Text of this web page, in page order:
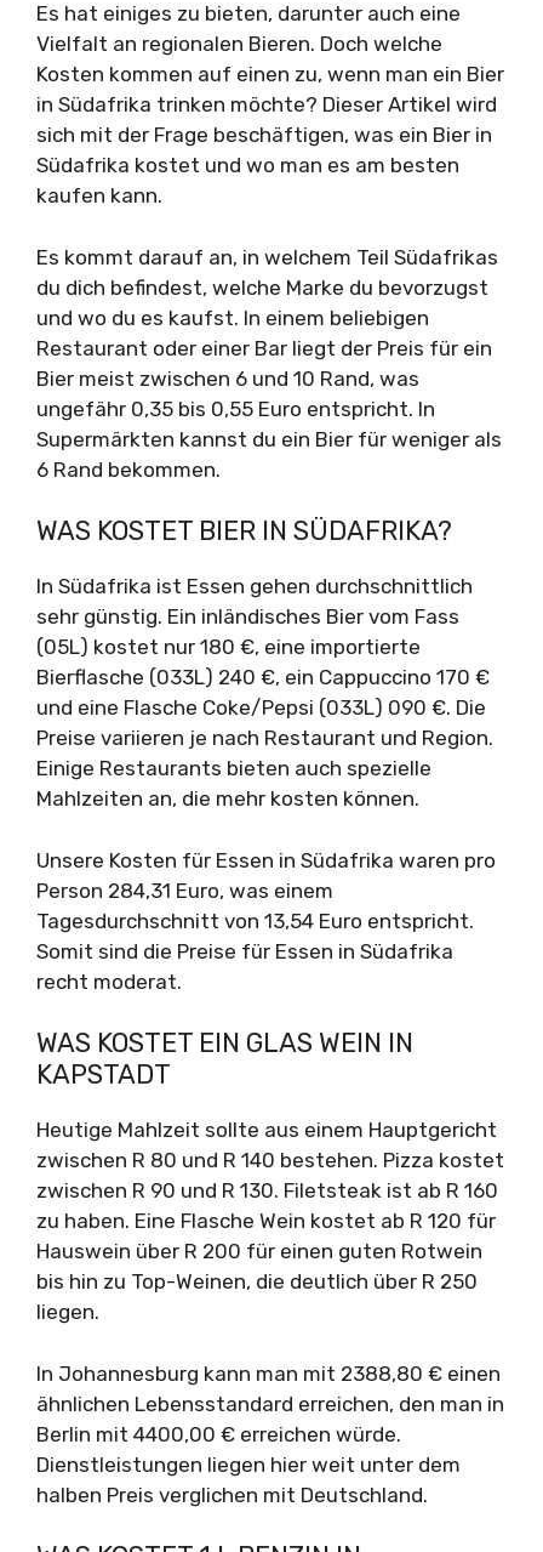
Es hat einiges zu bieten, darunter auch eine
Vielfalt an regionalen Bieren. Doch welche
Kosten kommen auf einen zu, wenn man ein Bier
in Südafrika trinken möchte? Dieser Artikel wird
sich mit der Frage beschäftigen, was ein Bier in
Südafrika kostet und wo man es am besten
kaufen kann.
Es kommt darauf an, in welchem Teil Südafrikas
du dich befindest, welche Marke du bevorzugst
und wo du es kaufst. In einem beliebigen
Restaurant oder einer Bar liegt der Preis für ein
Bier meist zwischen 6 und 10 Rand, was
ungefähr 0,35 bis 0,55 Euro entspricht. In
Supermärkten kannst du ein Bier für weniger als
6 Rand bekommen.
WAS KOSTET BIER IN SÜDAFRIKA?
In Südafrika ist Essen gehen durchschnittlich
sehr günstig. Ein inländisches Bier vom Fass
(05L) kostet nur 180 €, eine importierte
Bierflasche (033L) 240 €, ein Cappuccino 170 €
und eine Flasche Coke/Pepsi (033L) 090 €. Die
Preise variieren je nach Restaurant und Region.
Einige Restaurants bieten auch spezielle
Mahlzeiten an, die mehr kosten können.
Unsere Kosten für Essen in Südafrika waren pro
Person 284,31 Euro, was einem
Tagesdurchschnitt von 13,54 Euro entspricht.
Somit sind die Preise für Essen in Südafrika
recht moderat.
WAS KOSTET EIN GLAS WEIN IN
KAPSTADT
Heutige Mahlzeit sollte aus einem Hauptgericht
zwischen R 80 und R 140 bestehen. Pizza kostet
zwischen R 90 und R 130. Filetsteak ist ab R 160
zu haben. Eine Flasche Wein kostet ab R 120 für
Hauswein über R 200 für einen guten Rotwein
bis hin zu Top-Weinen, die deutlich über R 250
liegen.
In Johannesburg kann man mit 2388,80 € einen
ähnlichen Lebensstandard erreichen, den man in
Berlin mit 4400,00 € erreichen würde.
Dienstleistungen liegen hier weit unter dem
halben Preis verglichen mit Deutschland.